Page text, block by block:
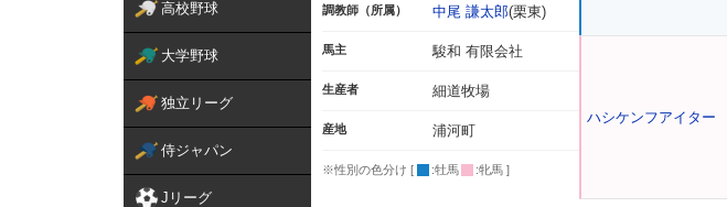
高校野球
大学野球
独立リーグ
侍ジャパン
Jリーグ
調教師（所属） 中尾 謙太郎(栗東)
馬主 駿和 有限会社
生産者 細道牧場
産地 浦河町
※性別の色分け [ :牡馬 :牝馬 ]
ハシケンフアイター